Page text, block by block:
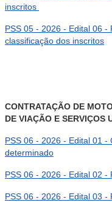
inscritos
PSS 05 - 2026 - Edital 06
classificação dos inscritos
CONTRATAÇÃO DE
DE VIAÇÃO E SERVIÇOS
PSS 06 - 2026 - Edital 01
determinado
PSS 06 - 2026 - Edital 02
PSS 06 - 2026 - Edital 03